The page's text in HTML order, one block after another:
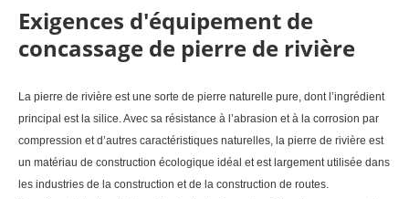
Exigences d'équipement de
concassage de pierre de rivière
La pierre de rivière est une sorte de pierre naturelle pure, dont l’ingrédient
principal est la silice. Avec sa résistance à l’abrasion et à la corrosion par
compression et d’autres caractéristiques naturelles, la pierre de rivière est
un matériau de construction écologique idéal et est largement utilisée dans
les industries de la construction et de la construction de routes.